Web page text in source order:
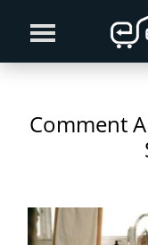
primary
content
primary
Comment